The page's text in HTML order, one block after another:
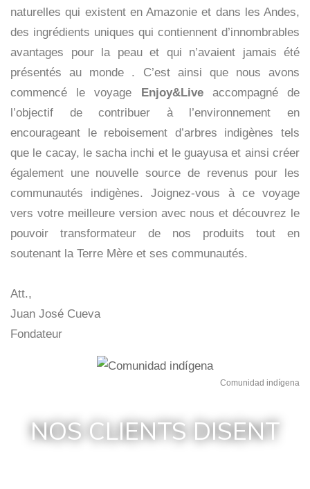
naturelles qui existent en Amazonie et dans les Andes,
des ingrédients uniques qui contiennent d’innombrables
avantages pour la peau et qui n’avaient jamais été
présentés au monde . C’est ainsi que nous avons
commencé le voyage
Enjoy&Liveaccompagné de
l’objectif de contribuer à l’environnement en
encourageant le reboisement d’arbres indigènes tels
que le cacay, le sacha inchi et le guayusa et ainsi créer
également une nouvelle source de revenus pour les
communautés indigènes.Joignez-vous à ce voyage
vers votre meilleure version avec nous et découvrez le
pouvoir transformateur de nos produits tout en
soutenant la Terre Mère et ses communautés.
Att.,
Juan José Cueva
Fondateur
Comunidad indígena
NOS CLIENTS DISENT